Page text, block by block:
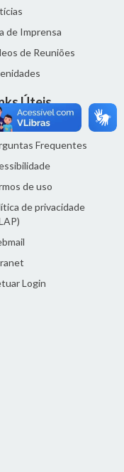
de Imprensa
de Reuniões
Úteis
com a Câmara
Frequentes
de uso
de privacidade
Login